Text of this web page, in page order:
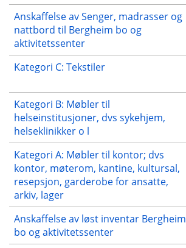
Anskaffelse av Senger, madrasser og
nattbord til Bergheim bo og
aktivitetssenter
Kategori C: Tekstiler
Kategori B: Møbler til
helseinstitusjoner, dvs sykehjem,
helseklinikker o l
Kategori A: Møbler til kontor; dvs
kontor, møterom, kantine, kultursal,
resepsjon, garderobe for ansatte,
arkiv, lager
Anskaffelse av løst inventar Bergheim
bo og aktivitetssenter